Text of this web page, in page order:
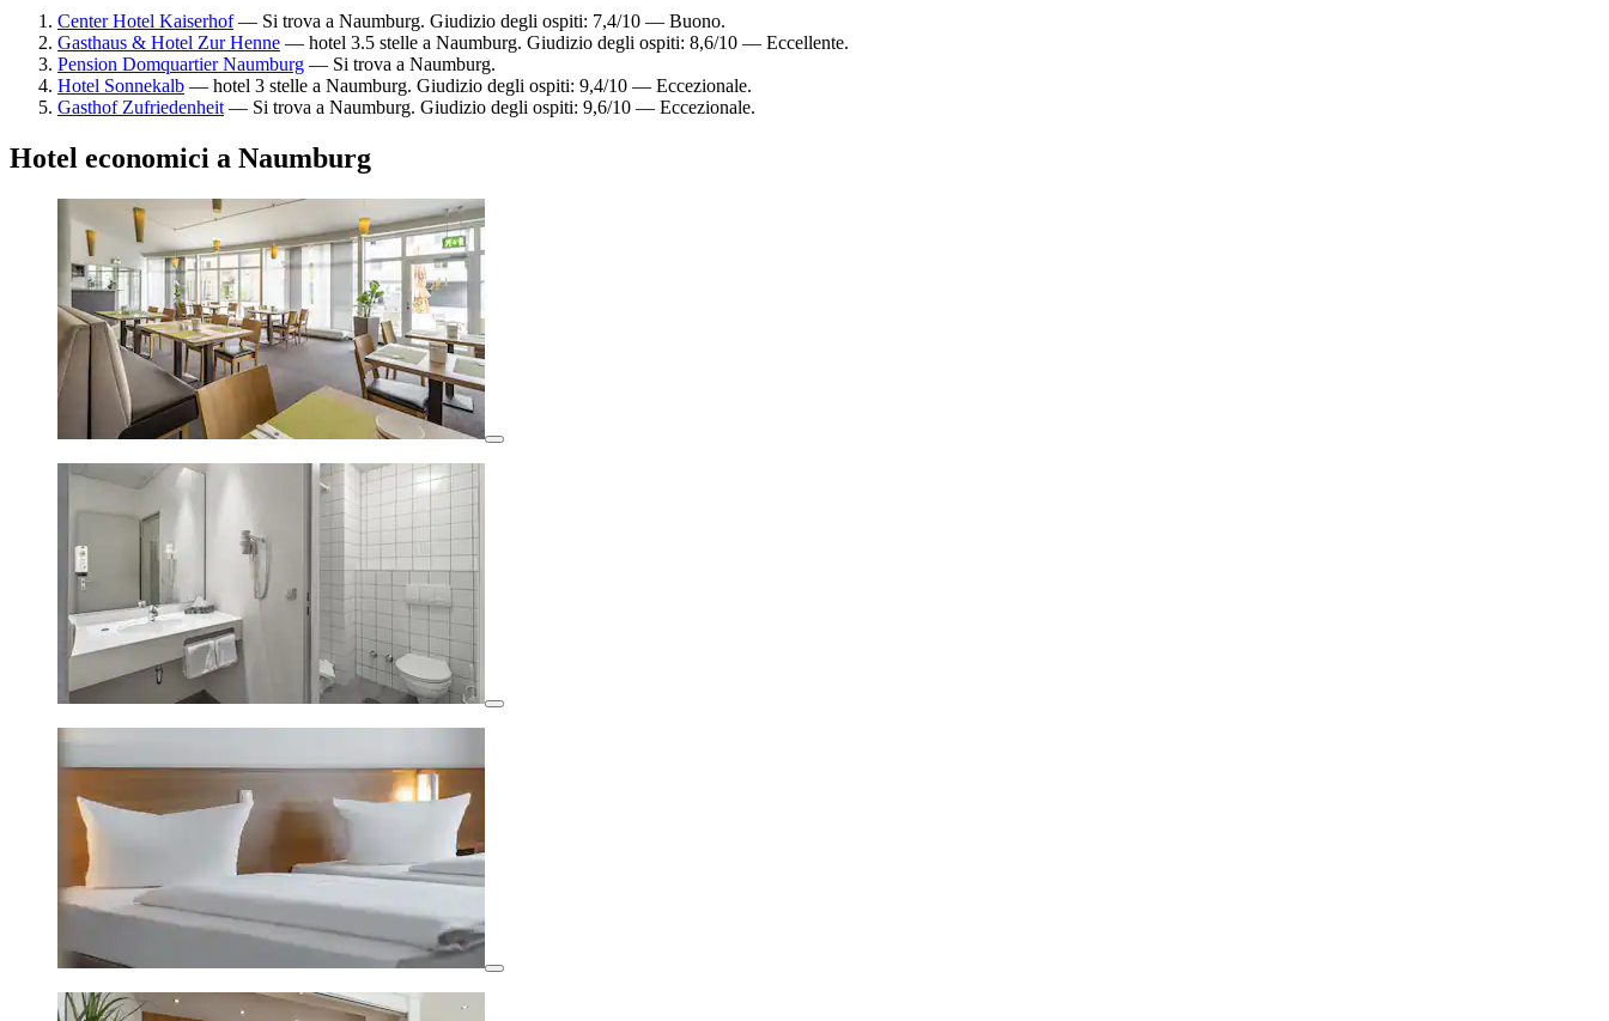
Center Hotel Kaiserhof— Si trova a Naumburg. Giudizio degli ospiti: 7,4/10 — Buono.
Gasthaus & Hotel Zur Henne — hotel 3.5 stelle a Naumburg. Giudizio degli ospiti: 8,6/10 — Eccellente.
Pension Domquartier Naumburg — Si trova a Naumburg.
Hotel Sonnekalb — hotel 3 stelle a Naumburg. Giudizio degli ospiti: 9,4/10 — Eccezionale.
Gasthof Zufriedenheit — Si trova a Naumburg. Giudizio degli ospiti: 9,6/10 — Eccezionale.
Hotel economici a Naumburg